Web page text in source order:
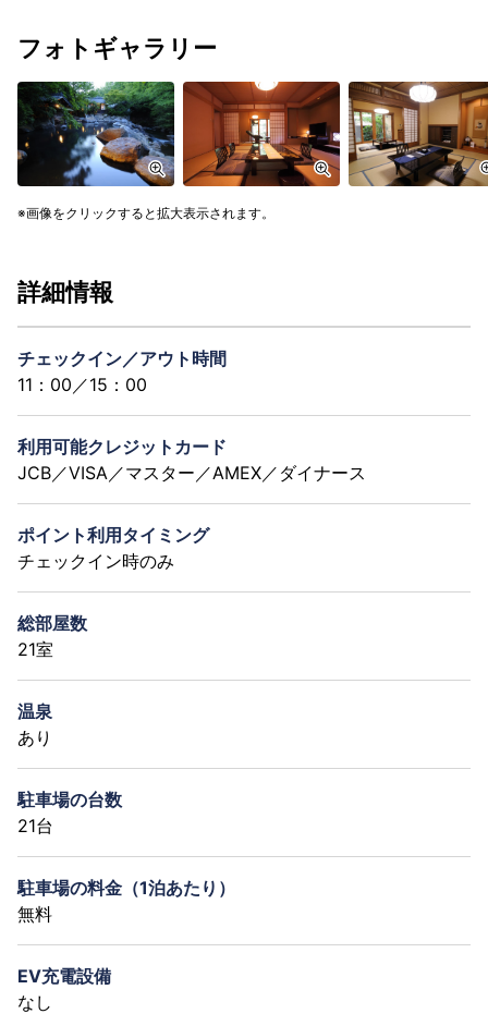
フォトギャラリー
画像をクリックすると拡大表示されます。
詳細情報
チェックイン／アウト時間
11：00／15：00
利用可能クレジットカード
JCB／VISA／マスター／AMEX／ダイナース
ポイント利用タイミング
チェックイン時のみ
総部屋数
21室
温泉
あり
駐車場の台数
21台
駐車場の料金（1泊あたり）
無料
EV充電設備
なし